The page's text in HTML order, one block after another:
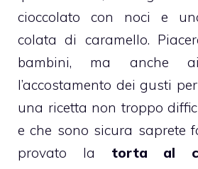
cioccolato con noci e
colata di caramello.
bambini, ma anche
l’accostamento dei gusti
una ricetta non troppo
e che sono sicura saprete
provato la torta al